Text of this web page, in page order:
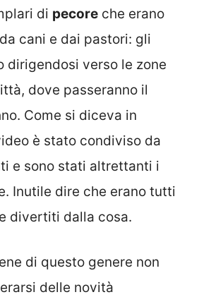
di pecore che erano
cani e dai pastori: gli
dirigendosi verso le zone
dove passeranno il
Come si diceva in
è stato condiviso da
e sono stati altrettanti i
Inutile dire che erano tutti
divertiti dalla cosa.
di questo genere non
delle novità